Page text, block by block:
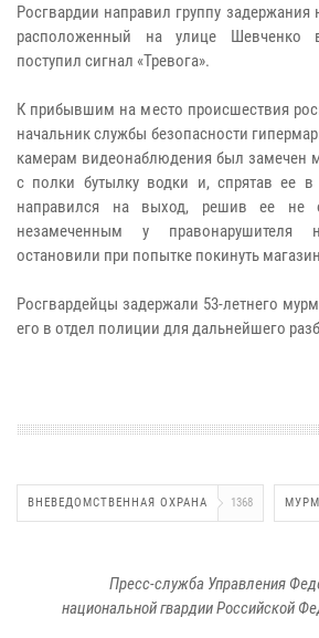
Росгвардии направил группу
расположенный на улице Шевченко
поступил сигнал «Тревога».
К прибывшим на место происшествия
начальник службы безопасности
камерам видеонаблюдения был замечен
с полки бутылку водки и, спрятав ее в
направился на выход, решив ее не
незамеченным у правонарушителя
остановили при попытке покинуть
Росгвардейцы задержали 53-летнего
его в отдел полиции для дальнейшего
ВНЕВЕДОМСТВЕННАЯ ОХРАНА 1368
Пресс-служба Управления
национальной гвардии Российской